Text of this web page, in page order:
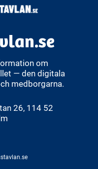
om
— den digitala
medborgarna.
26, 114 52